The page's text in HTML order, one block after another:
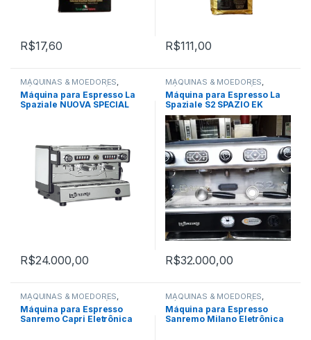
R$17,60 R$111,00
MÁQUINAS & MOEDORES,
MÁQUINAS PARA CAFÉ
EXPRESSO
Máquina para Espresso La
Spaziale NUOVA SPECIAL
R$24.000,00
MÁQUINAS & MOEDORES,
MÁQUINAS PARA CAFÉ
EXPRESSO
Máquina para Espresso La
Spaziale S2 SPAZIO EK
Automática 2 grupos
R$32.000,00
MÁQUINAS & MOEDORES,
MÁQUINAS PARA CAFÉ
EXPRESSO
Máquina para Espresso
Sanremo Capri Eletrônica
MÁQUINAS & MOEDORES,
MÁQUINAS PARA CAFÉ
EXPRESSO
Máquina para Espresso
Sanremo Milano Eletrônica